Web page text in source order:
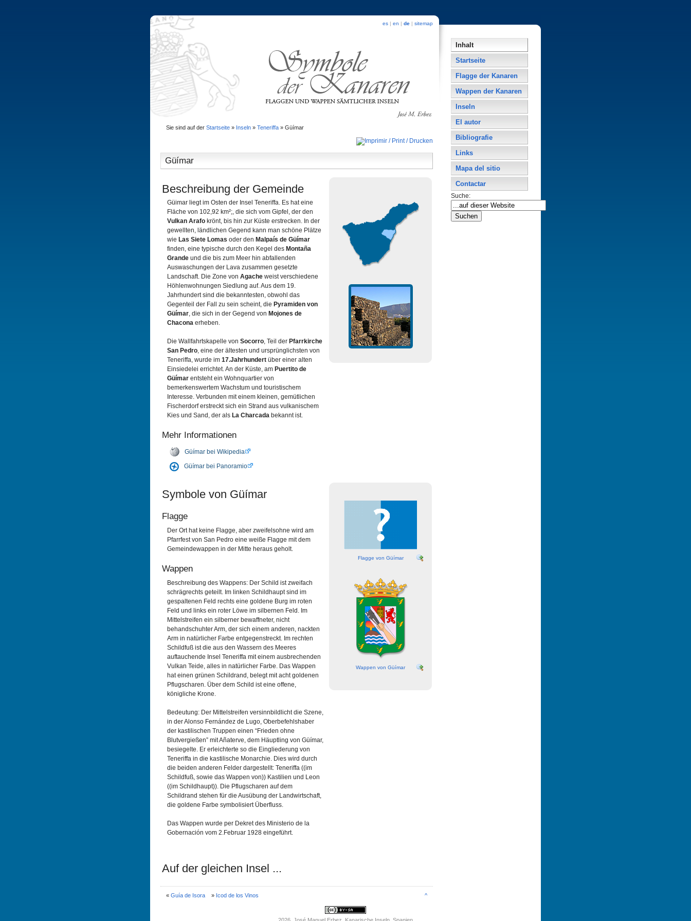
es | en | de | sitemap
Sie sind auf der Startseite» Inseln» Teneriffa» Güímar
Güímar
Beschreibung der Gemeinde
Güimar liegt im Osten der Insel Teneriffa. Es hat eine
Fläche von 102,92 km²;, die sich vom Gipfel, der den
Vulkan Arafo krönt, bis hin zur Küste erstrecken. In der
gewellten, ländlichen Gegend kann man schöne Plätze
wie Las Siete Lomas oder den Malpaís de Güímar
finden, eine typische durch den Kegel des Montaña
Grande und die bis zum Meer hin abfallenden
Auswaschungen der Lava zusammen gesetzte
Landschaft. Die Zone von Agache weist verschiedene
Höhlenwohnungen Siedlung auf. Aus dem 19.
Jahrhundert sind die bekanntesten, obwohl das
Gegenteil der Fall zu sein scheint, die Pyramiden von
Güímar, die sich in der Gegend von Mojones de
Chacona erheben.
Die Wallfahrtskapelle von Socorro, Teil der Pfarrkirche
San Pedro, eine der ältesten und ursprünglichsten von
Teneriffa, wurde im 17.Jahrhundert über einer alten
Einsiedelei errichtet. An der Küste, am Puertito de
Güímar entsteht ein Wohnquartier von
bemerkenswertem Wachstum und touristischem
Interesse. Verbunden mit einem kleinen, gemütlichen
Fischerdorf erstreckt sich ein Strand aus vulkanischem
Kies und Sand, der als La Charcada bekannt ist.
Mehr Informationen
Güímar bei Wikipedia
Güímar bei Panoramio
Symbole von Güímar
Flagge
Der Ort hat keine Flagge, aber zweifelsohne wird am
Pfarrfest von San Pedro eine weiße Flagge mit dem
Gemeindewappen in der Mitte heraus geholt.
Wappen
Beschreibung des Wappens: Der Schild ist zweifach
schrägrechts geteilt. Im linken Schildhaupt sind im
gespaltenen Feld rechts eine goldene Burg im roten
Feld und links ein roter Löwe im silbernen Feld. Im
Mittelstreifen ein silberner bewaffneter, nicht
behandschuhter Arm, der sich einem anderen, nackten
Arm in natürlicher Farbe entgegenstreckt. Im rechten
Schildfuß ist die aus den Wassern des Meeres
auftauchende Insel Teneriffa mit einem ausbrechenden
Vulkan Teide, alles in natürlicher Farbe. Das Wappen
hat einen grünen Schildrand, belegt mit acht goldenen
Pflugscharen. Über dem Schild ist eine offene,
königliche Krone.
Bedeutung: Der Mittelstreifen versinnbildlicht die Szene,
in der Alonso Fernández de Lugo, Oberbefehlshaber
der kastilischen Truppen einen “Frieden ohne
Blutvergießen” mit Añaterve, dem Häuptling von Güímar,
besiegelte. Er erleichterte so die Eingliederung von
Teneriffa in die kastilische Monarchie. Dies wird durch
die beiden anderen Felder dargestellt: Teneriffa ((im
Schildfuß, sowie das Wappen von)) Kastilien und Leon
((im Schildhaupt)). Die Pflugscharen auf dem
Schildrand stehen für die Ausübung der Landwirtschaft,
die goldene Farbe symbolisiert Überfluss.
Das Wappen wurde per Dekret des Ministerio de la
Gobernación vom 2.Februar 1928 eingeführt.
Auf der gleichen Insel ...
Flagge von Güímar
Wappen von Güímar
« Guía de Isora» Icod de los Vinos ^
Inhalt
Startseite
Flagge der Kanaren
Wappen der Kanaren
Inseln
El autor
Bibliografie
Links
Mapa del sitio
Contactar
Suche: